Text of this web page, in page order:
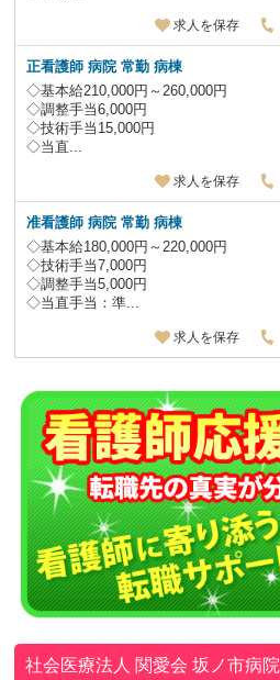
求人を保存
正看護師 病院 常勤 病棟
◇基本給210,000円～260,000円
◇調整手当6,000円
◇技術手当15,000円
◇当直...
求人を保存
准看護師 病院 常勤 病棟
◇基本給180,000円～220,000円
◇技術手当7,000円
◇調整手当5,000円
◇当直手当：準...
求人を保存
社会医療法人 関愛会坂ノ市病院